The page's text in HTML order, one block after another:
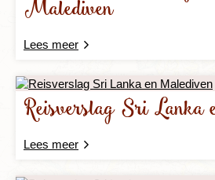
Malediven
Lees meer
Reisverslag Sri
Lees meer